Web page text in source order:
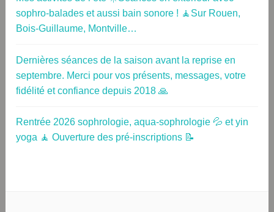
sophro-balades et aussi bain sonore ! 🧘Sur Rouen,
Bois-Guillaume, Montville…
Dernières séances de la saison avant la reprise en
septembre. Merci pour vos présents, messages, votre
fidélité et confiance depuis 2018 🙏
Rentrée 2026 sophrologie, aqua-sophrologie 💦 et yin
yoga 🧘 Ouverture des pré-inscriptions 📝